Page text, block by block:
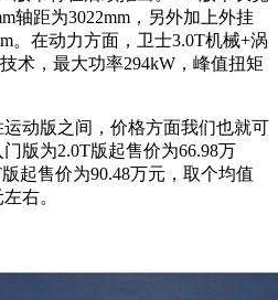
轴距为3022mm，另外加上外挂
。在动力方面，卫士3.0T机械+涡
术，最大功率294kW，峰值扭矩
动版之间，价格方面我们也就可
门版为2.0T版起售价为66.98万
起售价为90.48万元，取个均值
右。